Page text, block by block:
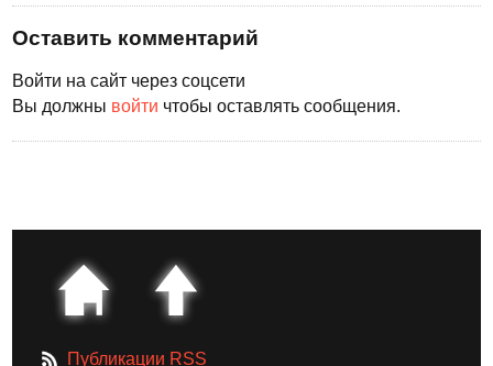
Оставить комментарий
Войти на сайт через соцсети
Вы должны войти чтобы оставлять сообщения.
Публикации RSS